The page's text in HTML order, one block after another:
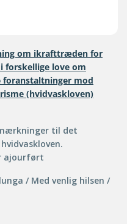
om ikrafttræden for
forskellige love om
mod
(hvidvaskloven)
til det
ajourført
/ Med venlig hilsen /